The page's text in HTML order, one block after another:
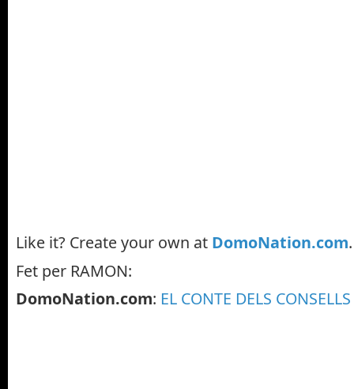
Like it? Create your own at DomoNation.com
Fet per RAMON:
DomoNation.com: EL CONTE DELS CONSELLS